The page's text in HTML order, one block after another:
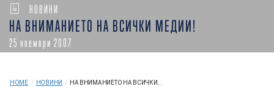
НОВИНИ
НА ВНИМАНИЕТО НА ВСИЧКИ МЕДИИ!
25 ноември 2007
HOME / НОВИНИ / НА ВНИМАНИЕТО НА ВСИЧКИ...